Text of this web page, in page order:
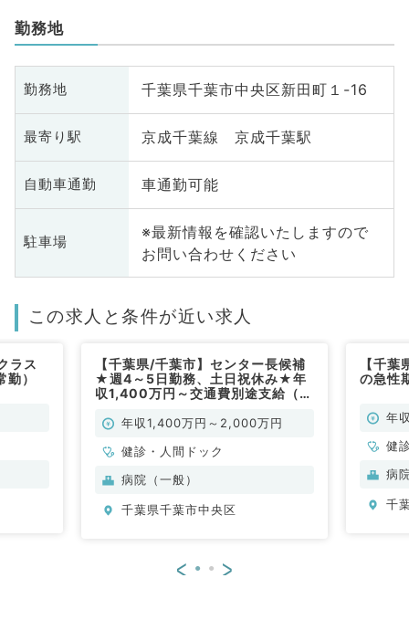
勤務地
勤務地 千葉県千葉市中央区新田町１-16
最寄り駅 京成千葉線 京成千葉駅
自動車通勤 車通勤可能
駐車場
※最新情報を確認いたしますので
お問い合わせください
この求人と条件が近い求人
ラス
）
【千葉県/千葉市】センター長候補
★週4～5日勤務、土日祝休み★年
収1,400万円～交通費別途支給（健
年収1,400万円～2,000万円
健診・人間ドック
病院（一般）
千葉県千葉市中央区
【千
の急性
年
健
病
千
< >